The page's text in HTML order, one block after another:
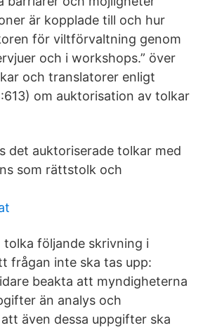
är kopplade till och hur
för viltförvaltning genom
och i workshops.” över
och translatorer enligt
om auktorisation av tolkar
det auktoriserade tolkar med
som rättstolk och
tolka följande skrivning i
frågan inte ska tas upp:
beakta att myndigheterna
än analys och
även dessa uppgifter ska